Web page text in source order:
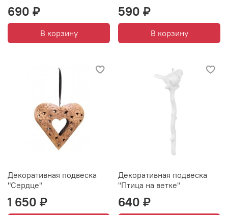
690 ₽
В корзину
590 ₽
В корзину
Декоративная подвеска
"Сердце"
1 650 ₽
Декоративная подвеска
"Птица на ветке"
640 ₽